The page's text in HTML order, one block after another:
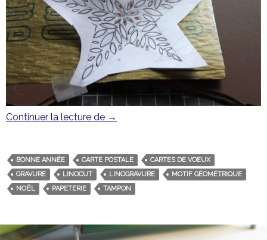
Continuer la lecture de Cartes #3 Edition spéciale Cartes
→
BONNE ANNÉE CARTE POSTALE
CARTES DE VOEUX
GRAVURE
LINOCUT LINOGRAVURE
MOTIF GÉOMÉTRIQUE
NOËL
PAPETERIE TAMPON